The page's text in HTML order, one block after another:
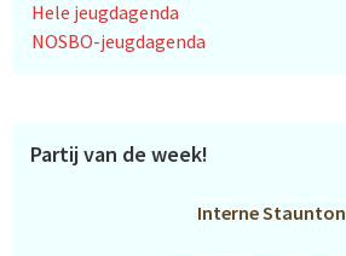
Hele jeugdagenda
NOSBO-jeugdagenda
Partij van de week!
Interne Staunton